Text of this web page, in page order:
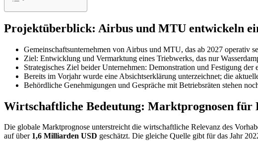
Projektüberblick: Airbus und MTU entwickeln
Gemeinschaftsunternehmen von Airbus und MTU, das ab 2027 operativ
Ziel: Entwicklung und Vermarktung eines Triebwerks, das nur
Strategisches Ziel beider Unternehmen: Demonstration und Festigung
Bereits im Vorjahr wurde eine Absichtserklärung unterzeichnet; die
Behördliche Genehmigungen und Gespräche mit Betriebsräten stehen
Wirtschaftliche Bedeutung: Marktprognosen
Die globale Marktprognose unterstreicht die wirtschaftliche Relevanz des
auf über 1,6 Milliarden USD geschätzt. Die gleiche Quelle gibt für das Jahr